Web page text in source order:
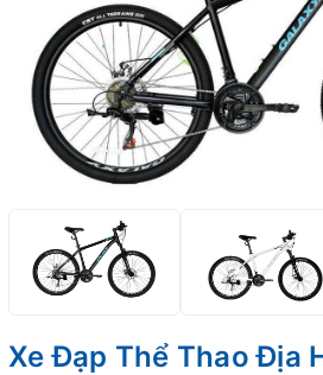
Xe Đạp Thể Thao Địa